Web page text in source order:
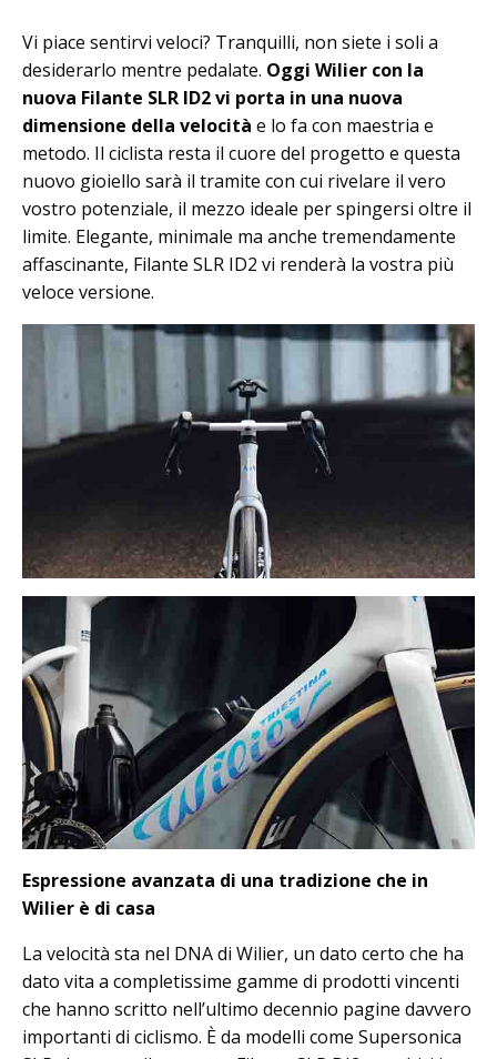
Vi piace sentirvi veloci? Tranquilli, non siete i soli a
desiderarlo mentre pedalate. Oggi Wilier con la
nuova Filante SLR ID2 vi porta in una nuova
dimensione della velocità e lo fa con maestria e
metodo. Il ciclista resta il cuore del progetto e questa
nuovo gioiello sarà il tramite con cui rivelare il vero
vostro potenziale, il mezzo ideale per spingersi oltre il
limite. Elegante, minimale ma anche tremendamente
affascinante, Filante SLR ID2 vi renderà la vostra più
veloce versione.
Espressione avanzata di una tradizione che in
Wilier è di casa
La velocità sta nel DNA di Wilier, un dato certo che ha
dato vita a completissime gamme di prodotti vincenti
che hanno scritto nell’ultimo decennio pagine davvero
importanti di ciclismo. È da modelli come Supersonica